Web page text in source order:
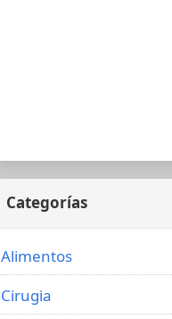
Categorías
Alimentos
Cirugia